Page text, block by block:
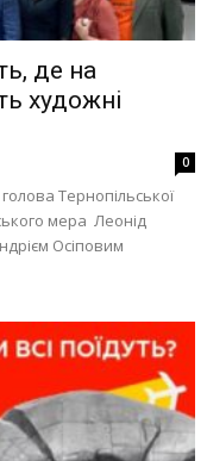
де на
художні
0
Тернопільської
мера Леонід
Осіповим